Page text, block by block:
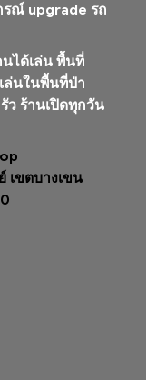
รณ์ upgrade รถ
ได้เล่น พื้นที่
ล่นในพื้นที่ป่า
ว ร้านเปิดทุกวัน
เขตบางเขน